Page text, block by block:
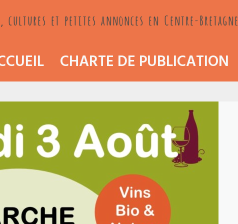
et petites annonces en Centre-Bretagne
CHARTE DE PUBLICATION